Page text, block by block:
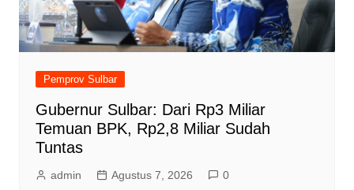
Pemprov Sulbar
Gubernur Sulbar: Dari Rp3 Miliar
Temuan BPK, Rp2,8 Miliar Sudah
Tuntas
admin Agustus 7, 2026 0